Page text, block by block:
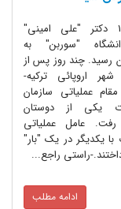
مه 1961 دکتر "علی امینی"
"سوربن" به
چند روز پس از
اروپائی ترکیه-
عملیاتی سازمان
یکی از دوستان
عامل عملیاتی
یکدیگر در یک "بار"
راستی راجع...
ادامه مطلب